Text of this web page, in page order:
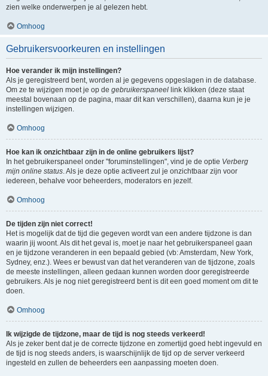
zien welke onderwerpen je al gelezen hebt.
Omhoog
Gebruikersvoorkeuren en instellingen
Hoe verander ik mijn instellingen?
Als je geregistreerd bent, worden al je gegevens opgeslagen in de database.
Om ze te wijzigen moet je op de gebruikerspaneel link klikken (deze staat
meestal bovenaan op de pagina, maar dit kan verschillen), daarna kun je je
instellingen wijzigen.
Omhoog
Hoe kan ik onzichtbaar zijn in de online gebruikers lijst?
In het gebruikerspaneel onder "foruminstellingen", vind je de optie Verberg
mijn online status. Als je deze optie activeert zul je onzichtbaar zijn voor
iedereen, behalve voor beheerders, moderators en jezelf.
Omhoog
De tijden zijn niet correct!
Het is mogelijk dat de tijd die gegeven wordt van een andere tijdzone is dan
waarin jij woont. Als dit het geval is, moet je naar het gebruikerspaneel gaan
en je tijdzone veranderen in een bepaald gebied (vb: Amsterdam, New York,
Sydney, enz.). Wees er bewust van dat het veranderen van de tijdzone, zoals
de meeste instellingen, alleen gedaan kunnen worden door geregistreerde
gebruikers. Als je nog niet geregistreerd bent is dit een goed moment om dit te
doen.
Omhoog
Ik wijzigde de tijdzone, maar de tijd is nog steeds verkeerd!
Als je zeker bent dat je de correcte tijdzone en zomertijd goed hebt ingevuld en
de tijd is nog steeds anders, is waarschijnlijk de tijd op de server verkeerd
ingesteld en zullen de beheerders een aanpassing moeten doen.